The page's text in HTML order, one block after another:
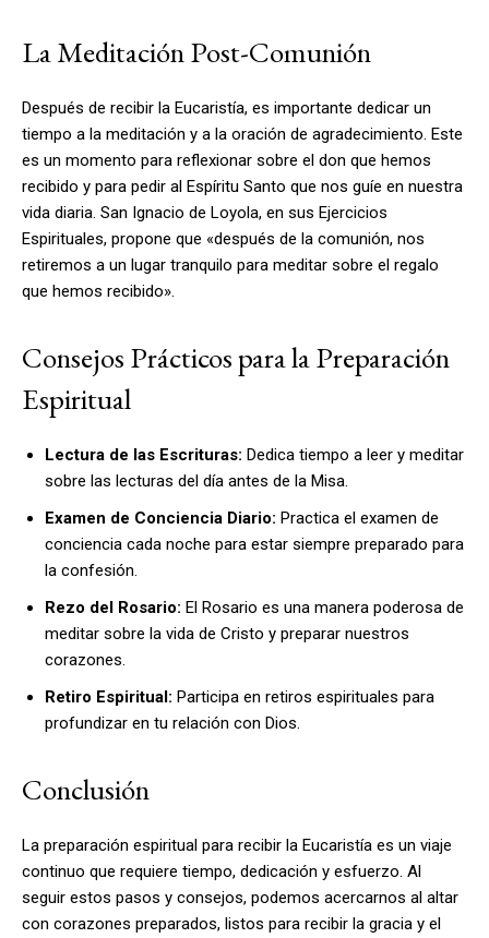
La Meditación Post-Comunión
Después de recibir la Eucaristía, es importante dedicar un
tiempo a la meditación y a la oración de agradecimiento. Este
es un momento para reflexionar sobre el don que hemos
recibido y para pedir al Espíritu Santo que nos guíe en nuestra
vida diaria. San Ignacio de Loyola, en sus Ejercicios
Espirituales, propone que «después de la comunión, nos
retiremos a un lugar tranquilo para meditar sobre el regalo
que hemos recibido».
Consejos Prácticos para la Preparación
Espiritual
Lectura de las Escrituras: Dedica tiempo a leer y meditar
sobre las lecturas del día antes de la Misa.
Examen de Conciencia Diario: Practica el examen de
conciencia cada noche para estar siempre preparado para
la confesión.
Rezo del Rosario: El Rosario es una manera poderosa de
meditar sobre la vida de Cristo y preparar nuestros
corazones.
Retiro Espiritual: Participa en retiros espirituales para
profundizar en tu relación con Dios.
Conclusión
La preparación espiritual para recibir la Eucaristía es un viaje
continuo que requiere tiempo, dedicación y esfuerzo. Al
seguir estos pasos y consejos, podemos acercarnos al altar
con corazones preparados, listos para recibir la gracia y el